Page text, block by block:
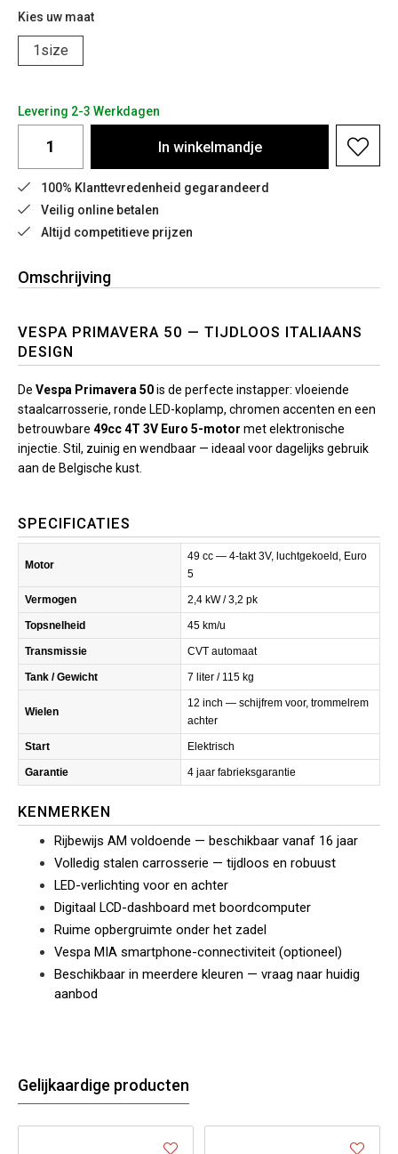
Kies uw maat
1size
Levering 2-3 Werkdagen
In winkelmandje
100% Klanttevredenheid gegarandeerd
Veilig online betalen
Altijd competitieve prijzen
Omschrijving
VESPA PRIMAVERA 50 — TIJDLOOS ITALIAANS
DESIGN
De Vespa Primavera 50is de perfecte instapper: vloeiende
staalcarrosserie, ronde LED-koplamp, chromen accenten en een
betrouwbare 49cc 4T 3V Euro 5-motor met elektronische
injectie. Stil, zuinig en wendbaar — ideaal voor dagelijks gebruik
aan de Belgische kust.
SPECIFICATIES
Motor
49 cc — 4-takt 3V, luchtgekoeld, Euro
5
Vermogen 2,4 kW / 3,2 pk
Topsnelheid 45 km/u
Transmissie CVT automaat
Tank / Gewicht 7 liter / 115 kg
Wielen
12 inch — schijfrem voor, trommelrem
achter
Start Elektrisch
Garantie 4 jaar fabrieksgarantie
KENMERKEN
Rijbewijs AM voldoende — beschikbaar vanaf 16 jaar
Volledig stalen carrosserie — tijdloos en robuust
LED-verlichting voor en achter
Digitaal LCD-dashboard met boordcomputer
Ruime opbergruimte onder het zadel
Vespa MIA smartphone-connectiviteit (optioneel)
Beschikbaar in meerdere kleuren — vraag naar huidig
aanbod
Gelijkaardige producten